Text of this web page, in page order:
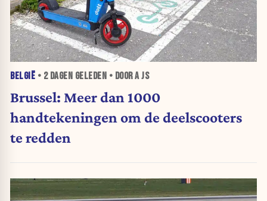
BELGIË • 2 DAGEN GELEDEN • DOOR A JS
Brussel: Meer dan 1000
handtekeningen om de deelscooters
te redden